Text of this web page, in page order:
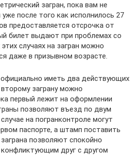
загран, пока вам не
уже после того как исполнилось 27
предоставляется отсрочка от
билет выдают при проблемах со
случаях на загран можно
даже в призывном возрасте.
иметь два действующих
заграну можно
первый лежит на оформлении
позволяют въезд по двум
на погранконтроле могут
паспорте, а штамп поставить
позволяют спокойно
друг с другом